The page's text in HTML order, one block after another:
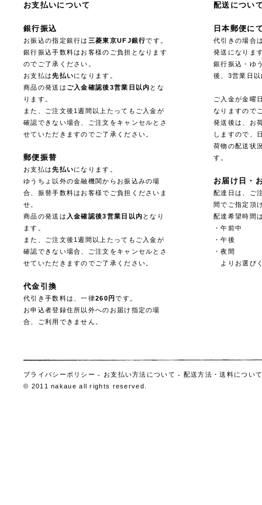
お支払いについて
銀行振込
お振込の指定銀行は 三菱東京UFJ銀行です。
銀行振込手数料はお客様のご負担となります
のでご了承ください。
お支払は先払いになります。
商品の発送は ご入金確認後3営業日以内 とな
ります。
また、ご注文後1週間以上たってもご入金が
確認できない場合、ご注文をキャンセルとさ
せていただきますのでご了承ください。
郵便振替
お支払は先払いになります。
ゆうちょ以外の金融機関からお振込みの場
合、振替手数料はお客様でご負担くださいま
せ。
商品の発送は 入金確認後3営業日以内 となり
ます。
また、ご注文後1週間以上たってもご入金が
確認できない場合、ご注文をキャンセルとさ
せていただきますのでご了承ください。
代金引換
代引き手数料は、一律260円です。
お申込者登録住所以外へのお届け指定の場
合、ご利用できません。
配送につい
日本郵便に
代引きの場合
発送になりま
銀行振込・ゆ
後、3営業日
ご入金が金曜
なりますので
発送後は、お
しますので、
荷物の配送状
す。
お届け日・
配達日は、ご
間でご指定頂
配達希望時間
・午前中
・午後
・夜間
よりお選び
プライバシーポリシー - お支払い方法について - 配送方法・送料につい
© 2011 nakaue all rights reserved.